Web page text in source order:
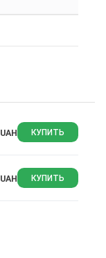
UAH КУПИТЬ
UAH КУПИТЬ